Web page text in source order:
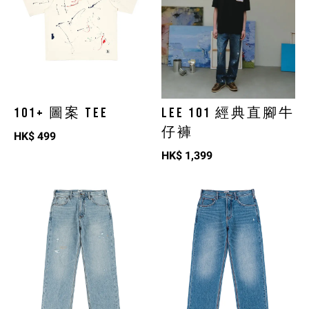
101+ 圖案 TEE
HK$ 499
LEE 101 經典直腳牛
仔褲
HK$ 1,399